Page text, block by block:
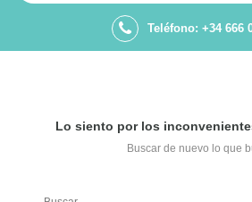
Teléfono: +34 666
Lo siento por los
Buscar de nuevo lo que